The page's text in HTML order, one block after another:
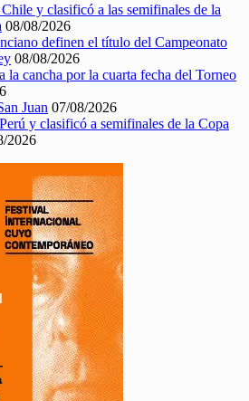
y clasificó a las semifinales de la
08/08/2026
definen el título del Campeonato
08/08/2026
la cancha por la cuarta fecha del Torneo
Juan 07/08/2026
y clasificó a semifinales de la Copa
2026